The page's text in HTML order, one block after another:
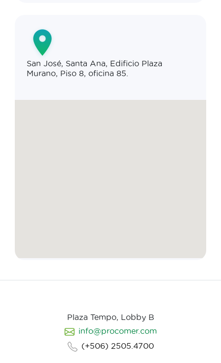
San José, Santa Ana, Edificio Plaza
Murano, Piso 8, oficina 85.
Plaza Tempo, Lobby B
info@procomer.com
(+506) 2505.4700